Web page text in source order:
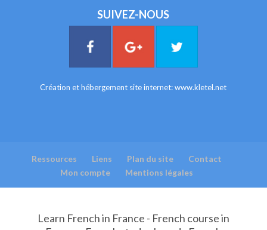
SUIVEZ-NOUS
Création et hébergement site internet:www.kletel.net
Ressources Liens Plan du site
Contact
Mon compte
Mentions légales
Learn French in France - French course in